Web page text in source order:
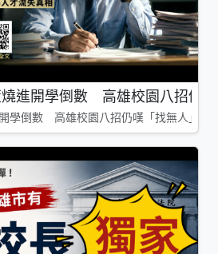
進開學倒數 高雄校園八招仍
學倒數 高雄校園八招仍嘆「找無人」